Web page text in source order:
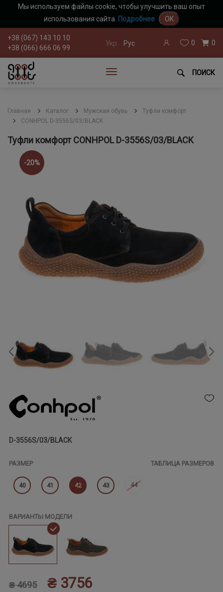
Мы используем файлы cookie, чтобы улучшить ваш опыт
использования сайта. Подробнее OK
+38 (067) 143 10 10
+38 (066) 666 06 99
Укр Рус 0 0
ПОИСК
Главная Каталог Мужская обувь
Туфли комфорт
CONHPOL D-3556S/03/BLACK
Туфли комфорт CONHPOL D-3556S/03/BLACK
-20%
D-3556S/03/BLACK
РАЗМЕР ТАБЛИЦА РАЗМЕРОВ
40 41 42 43 44
ВАРИАНТЫ МОДЕЛИ
₴ 4695 ₴ 3756